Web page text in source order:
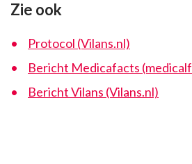
Zie ook
Protocol (Vilans.nl)
Bericht Medicafacts
Bericht Vilans (Vilans.nl)